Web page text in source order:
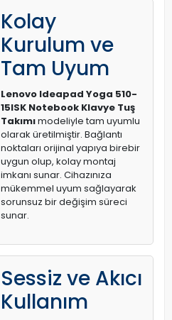
Kolay
Kurulum ve
Tam Uyum
Lenovo Ideapad Yoga 510-
15ISK Notebook Klavye Tuş
Takımımodeliyle tam uyumlu
olarak üretilmiştir. Bağlantı
noktaları orijinal yapıya birebir
uygun olup, kolay montaj
imkanı sunar. Cihazınıza
mükemmel uyum sağlayarak
sorunsuz bir değişim süreci
sunar.
Sessiz ve Akıcı
Kullanım